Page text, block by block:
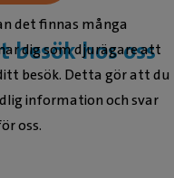
hos oss
det finnas många
dig som djurägare att
besök. Detta gör att du
information och svar
oss.